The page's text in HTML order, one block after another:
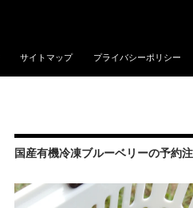
サイトマップ プライバシーポリシー
国産有機冷凍ブルーベリーの予約